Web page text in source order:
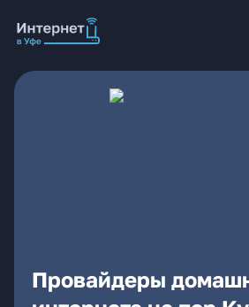
Провайдеры